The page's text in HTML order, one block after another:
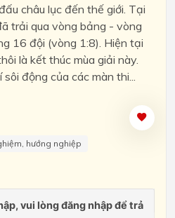
châu lục đến thế giới. Tại
trải qua vòng bảng - vòng
16 đội (vòng 1:8). Hiện tại
là kết thúc mùa giải này.
động của các màn thi...
hướng nghiệp